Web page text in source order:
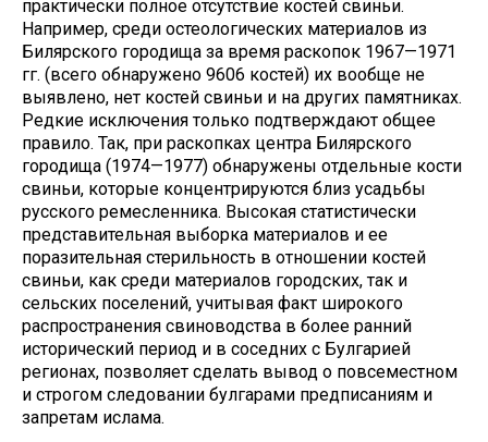
практически полное отсутствие костей свиньи.
Например, среди остеологических материалов из
Билярского городища за время раскопок 1967—1971
гг. (всего обнаружено 9606 костей) их вообще не
выявлено, нет костей свиньи и на других памятниках.
Редкие исключения только подтверждают общее
правило. Так, при раскопках центра Билярского
городища (1974—1977) обнаружены отдельные кости
свиньи, которые концентрируются близ усадьбы
русского ремесленника. Высокая статистически
представительная выборка материалов и ее
поразительная стерильность в отношении костей
свиньи, как среди материалов городских, так и
сельских поселений, учитывая факт широкого
распространения свиноводства в более ранний
исторический период и в соседних с Булгарией
регионах, позволяет сделать вывод о повсеместном
и строгом следовании булгарами предписаниям и
запретам ислама.